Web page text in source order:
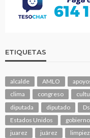
ETIQUETAS
alcalde AMLO
clima
congreso
diputada
diputado
Estados Unidos
juarez
juárez